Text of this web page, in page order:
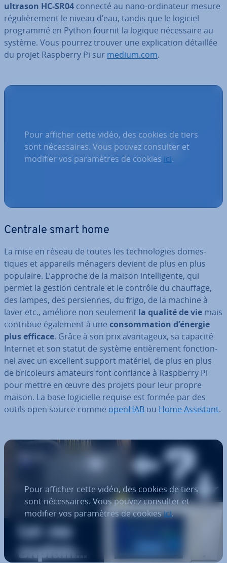
ultrason HC-SR04 connecté au nano-or­di­na­teur mesure
ré­gu­liè­re­ment le niveau d’eau, tandis que le logiciel
programmé en Python fournit la logique né­ces­saire au
système. Vous pourrez trouver une ex­pli­ca­tion détaillée
du projet Raspberry Pi sur medium.com.
Pour afficher cette vidéo, des cookies de tiers
sont nécessaires. Vous pouvez consulter et
modifier vos paramètres de cookies ici.
Centrale smart home
La mise en réseau de toutes les tech­no­lo­gies do­mes­
tiques et appareils ménagers devient de plus en plus
populaire. L’approche de la maison in­tel­li­gente, qui
permet la gestion centrale et le contrôle du chauffage,
des lampes, des per­siennes, du frigo, de la machine à
laver etc., améliore non seulement la qualité de vie mais
contribue également à une con­som­ma­tion d’énergie
plus efficace. Grâce à son prix avan­ta­geux, sa capacité
Internet et son statut de système en­tiè­re­ment fonc­tion­
nel avec un excellent support matériel, de plus en plus
de bri­co­leurs amateurs font confiance à Raspberry Pi
pour mettre en œuvre des projets pour leur propre
maison. La base lo­gi­cielle requise est formée par des
outils open source comme openHAB ou Home Assistant.
Pour afficher cette vidéo, des cookies de tiers
sont nécessaires. Vous pouvez consulter et
modifier vos paramètres de cookiesici.